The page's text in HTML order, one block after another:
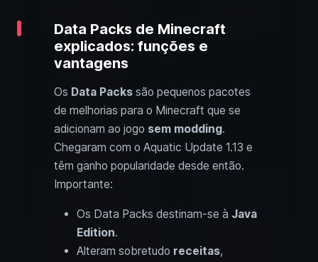
Data Packs de Minecraft
explicados: funções e
vantagens
Os Data Packs são pequenos pacotes
de melhorias para o Minecraft que se
adicionam ao jogo sem modding.
Chegaram com o Aquatic Update 1.13 e
têm ganho popularidade desde então.
Importante:
Os Data Packs destinam-se à Java
Edition.
Alteram sobretudo receitas,